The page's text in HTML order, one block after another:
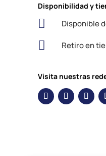
Disponibilidad y
 Disponible
 Retiro en
Visita nuestras